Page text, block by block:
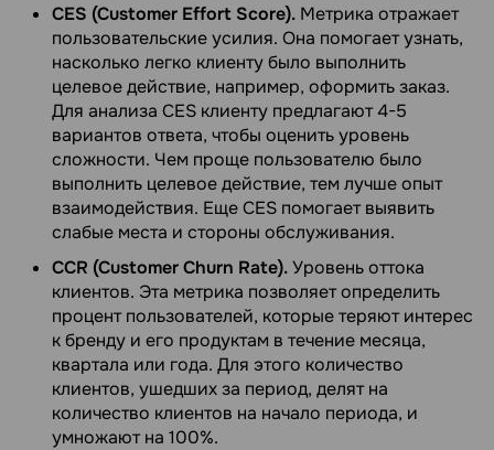
CES (Customer Effort Score). Метрика отражает
пользовательские усилия. Она помогает узнать,
насколько легко клиенту было выполнить
целевое действие, например, оформить заказ.
Для анализа CES клиенту предлагают 4-5
вариантов ответа, чтобы оценить уровень
сложности. Чем проще пользователю было
выполнить целевое действие, тем лучше опыт
взаимодействия. Еще CES помогает выявить
слабые места и стороны обслуживания.
CCR (Customer Churn Rate).Уровень оттока
клиентов. Эта метрика позволяет определить
процент пользователей, которые теряют интерес
к бренду и его продуктам в течение месяца,
квартала или года. Для этого количество
клиентов, ушедших за период, делят на
количество клиентов на начало периода, и
умножают на 100%.